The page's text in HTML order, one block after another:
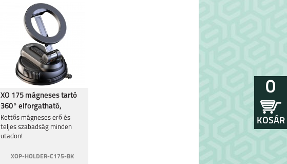
XO 175 mágneses tartó
360° elforgatható,
Fekete
Kettős mágneses erő és
teljes szabadság minden
utadon!
XOP-HOLDER-C175-BK
0
KOSÁR